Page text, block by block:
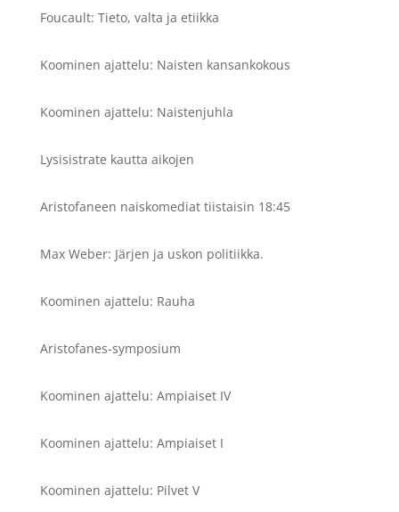
Foucault: Tieto, valta ja etiikka
Koominen ajattelu: Naisten kansankokous
Koominen ajattelu: Naistenjuhla
Lysisistrate kautta aikojen
Aristofaneen naiskomediat tiistaisin 18:45
Max Weber: Järjen ja uskon politiikka.
Koominen ajattelu: Rauha
Aristofanes-symposium
Koominen ajattelu: Ampiaiset IV
Koominen ajattelu: Ampiaiset I
Koominen ajattelu: Pilvet V